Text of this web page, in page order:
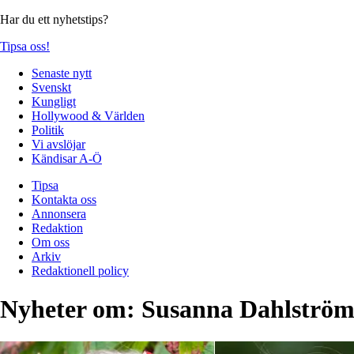
Har du ett nyhetstips?
Tipsa oss!
Senaste nytt
Svenskt
Kungligt
Hollywood & Världen
Politik
Vi avslöjar
Kändisar A-Ö
Tipsa
Kontakta oss
Annonsera
Redaktion
Om oss
Arkiv
Redaktionell policy
Nyheter om: Susanna Dahlström